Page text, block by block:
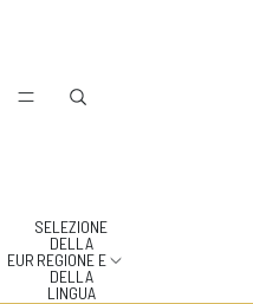
EUR
SELEZIONE
DELLA
REGIONE E
DELLA
LINGUA